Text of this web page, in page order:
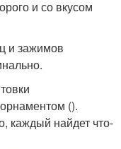
и со вкусом
и зажимов
().
каждый найдет что-